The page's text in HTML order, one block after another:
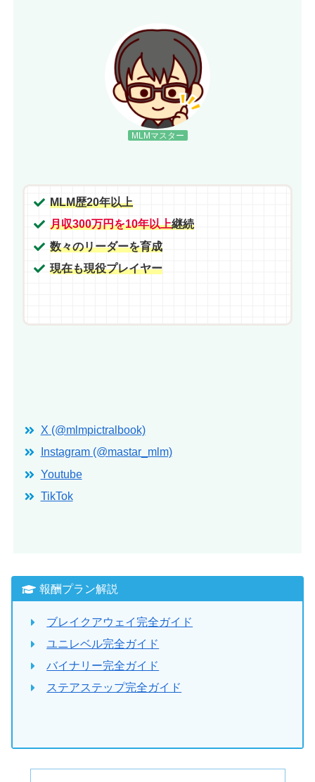
MLMマスター
MLM歴20年以上
月収300万円を10年以上継続
数々のリーダーを育成
現在も現役プレイヤー
X (@mlmpictralbook)
Instagram (@mastar_mlm)
Youtube
TikTok
報酬プラン解説
ブレイクアウェイ完全ガイド
ユニレベル完全ガイド
バイナリー完全ガイド
ステアステップ完全ガイド